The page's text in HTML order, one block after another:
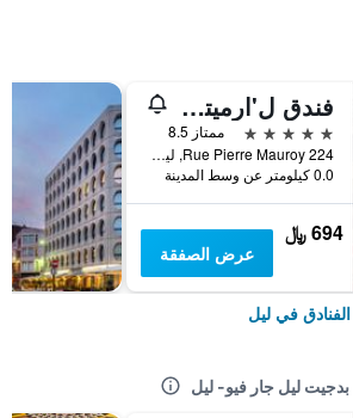
فندق ل'ارميتاج غانتويس، أوتوغراف كوليكشن، إيه ماريوت لوكشري & لايفستايل
5 نجوم
ممتاز 8.5
224 Rue Pierre Mauroy, ليل, إقليم نور, فرنسا
0.0 كيلومتر عن وسط المدينة
694 ﷼
عرض الصفقة
في ليل
ليل جار فيو- ليل